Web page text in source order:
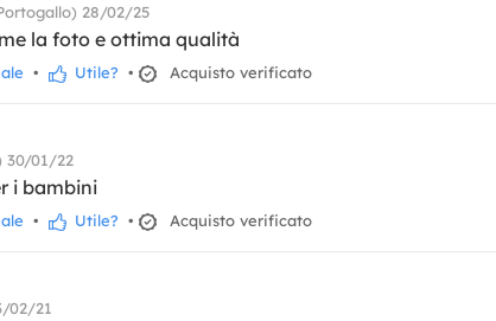
28/02/25
la foto e ottima qualità
• Utile? • Acquisto verificato
30/01/22
i bambini
• Utile? • Acquisto verificato
02/21